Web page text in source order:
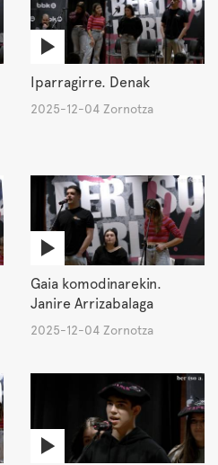
Iparragirre. Denak
2025-12-04 Zornotza
Gaia komodinarekin.
Janire Arrizabalaga
2025-12-04 Zornotza